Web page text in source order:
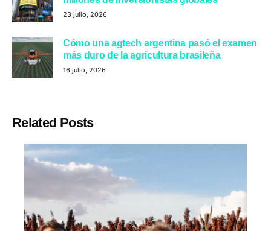
23 julio, 2026
Cómo una agtech argentina pasó el examen
más duro de la agricultura brasileña
16 julio, 2026
Related Posts